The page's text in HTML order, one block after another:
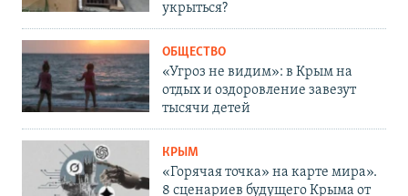
укрыться?
ОБЩЕСТВО
«Угроз не видим»: в Крым на
отдых и оздоровление завезут
тысячи детей
КРЫМ
«Горячая точка» на карте мира».
8 сценариев будущего Крыма от